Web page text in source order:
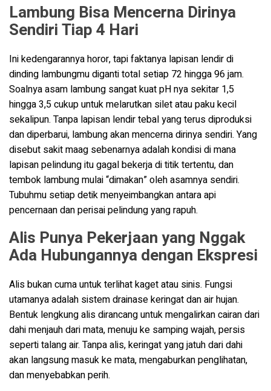
Lambung Bisa Mencerna Dirinya
Sendiri Tiap 4 Hari
Ini kedengarannya horor, tapi faktanya lapisan lendir di
dinding lambungmu diganti total setiap 72 hingga 96 jam.
Soalnya asam lambung sangat kuat pH nya sekitar 1,5
hingga 3,5 cukup untuk melarutkan silet atau paku kecil
sekalipun. Tanpa lapisan lendir tebal yang terus diproduksi
dan diperbarui, lambung akan mencerna dirinya sendiri. Yang
disebut sakit maag sebenarnya adalah kondisi di mana
lapisan pelindung itu gagal bekerja di titik tertentu, dan
tembok lambung mulai “dimakan” oleh asamnya sendiri.
Tubuhmu setiap detik menyeimbangkan antara api
pencernaan dan perisai pelindung yang rapuh.
Alis Punya Pekerjaan yang Nggak
Ada Hubungannya dengan Ekspresi
Alis bukan cuma untuk terlihat kaget atau sinis. Fungsi
utamanya adalah sistem drainase keringat dan air hujan.
Bentuk lengkung alis dirancang untuk mengalirkan cairan dari
dahi menjauh dari mata, menuju ke samping wajah, persis
seperti talang air. Tanpa alis, keringat yang jatuh dari dahi
akan langsung masuk ke mata, mengaburkan penglihatan,
dan menyebabkan perih.